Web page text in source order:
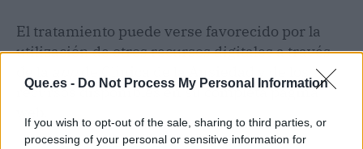
Que.es - Do Not Process My Personal Information
If you wish to opt-out of the sale, sharing to third parties, or
processing of your personal or sensitive information for
El tratamiento puede verse favorecido por la
utilización de otros recursos digitales a través
recursos disponibles en su completa página